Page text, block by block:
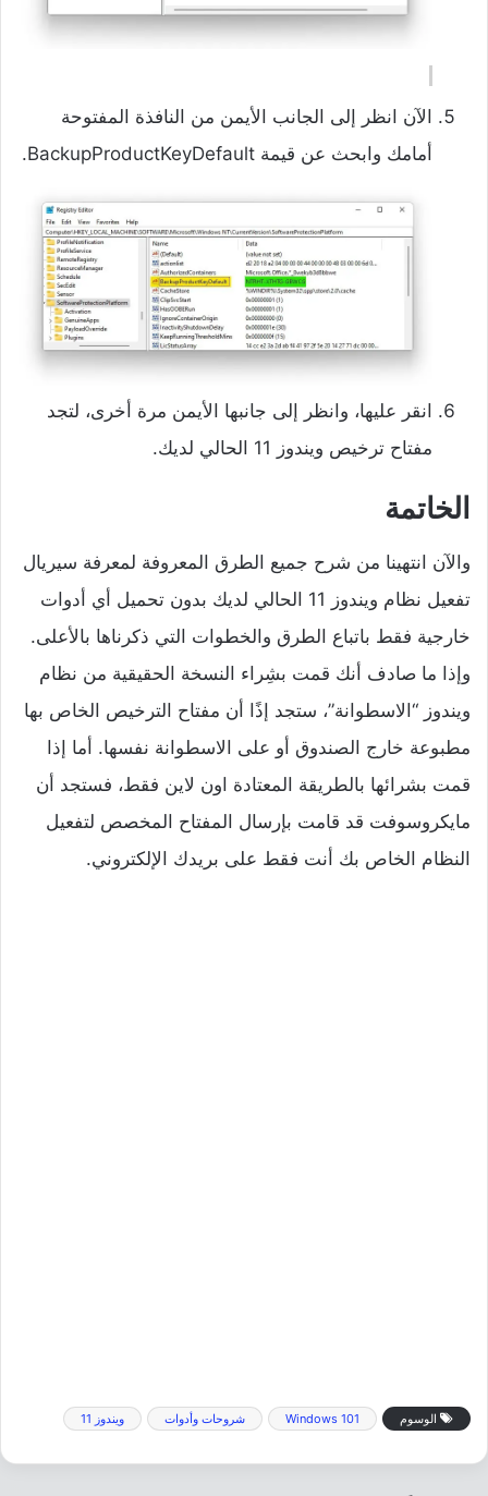
الآن انظر إلى الجانب الأيمن من النافذة المفتوحة
أمامك وابحث عن قيمة BackupProductKeyDefault.
انقر عليها، وانظر إلى جانبها الأيمن مرة أخرى، لتجد
مفتاح ترخيص ويندوز 11 الحالي لديك.
الخاتمة
والآن انتهينا من شرح جميع الطرق المعروفة لمعرفة سيريال
تفعيل نظام ويندوز 11 الحالي لديك بدون تحميل أي أدوات
خارجية فقط باتباع الطرق والخطوات التي ذكرناها بالأعلى.
وإذا ما صادف أنك قمت بشِراء النسخة الحقيقية من نظام
ويندوز “الاسطوانة”، ستجد إذًا أن مفتاح الترخيص الخاص بها
مطبوعة خارج الصندوق أو على الاسطوانة نفسها. أما إذا
قمت بشرائها بالطريقة المعتادة اون لاين فقط، فستجد أن
مايكروسوفت قد قامت بإرسال المفتاح المخصص لتفعيل
النظام الخاص بك أنت فقط على بريدك الإلكتروني.
الوسوم Windows 101 شروحات وأدوات ويندوز 11